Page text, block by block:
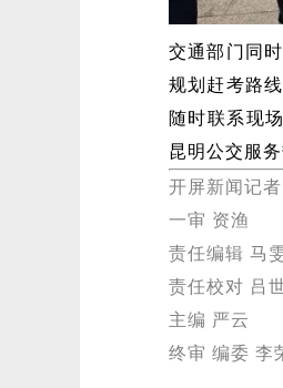
交通部门同
规划赶考路
随时联系现
昆明公交服
开屏新闻记
一审 资渔
责任编辑 马
责任校对 吕
主编 严云
终审 编委 李